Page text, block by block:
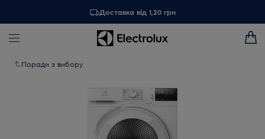
Доставка від 1,20 грн
Поради з вибору